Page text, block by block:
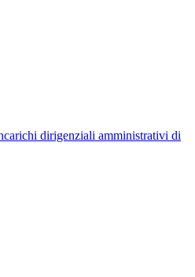
dirigenziali amministrativi di